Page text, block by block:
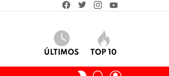
ÚLTIMOS TOP 10
SWITCHBUSCAR